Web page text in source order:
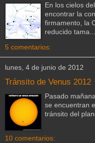
En los cielos
encontrar la
firmamento, la
reducido tama...
5 comentarios:
lunes, 4 de junio de 2012
Tránsito de Venus 2012
Pasado
se encuentran
tránsito del
10 comentarios: